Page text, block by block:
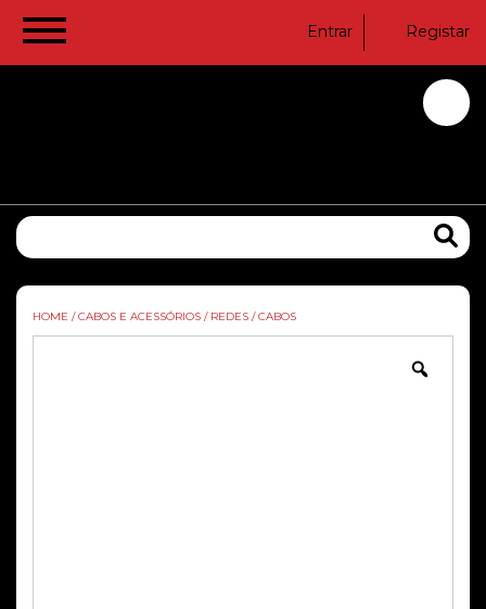
Entrar Registar
HOME / CABOS E ACESSÓRIOS / REDES / CABOS